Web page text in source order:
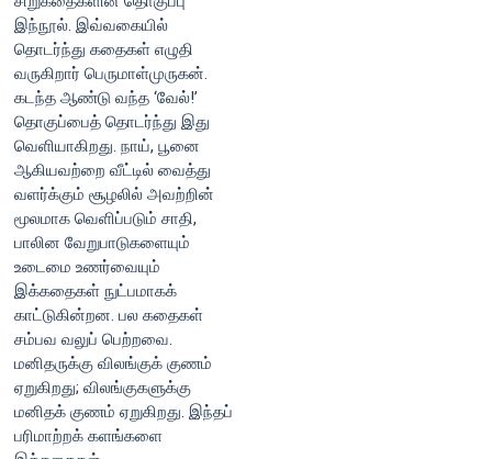
இந்நூல். இவ்வகையில்
தொடர்ந்து கதைகள் எழுதி
வருகிறார் பெருமாள்முருகன்.
கடந்த ஆண்டு வந்த ‘வேல்!’
தொகுப்பைத் தொடர்ந்து இது
வெளியாகிறது. நாய், பூனை
ஆகியவற்றை வீட்டில் வைத்து
வளர்க்கும் சூழலில் அவற்றின்
மூலமாக வெளிப்படும் சாதி,
பாலின வேறுபாடுகளையும்
உடைமை உணர்வையும்
இக்கதைகள் நுட்பமாகக்
காட்டுகின்றன. பல கதைகள்
சம்பவ வலுப் பெற்றவை.
மனிதருக்கு விலங்குக் குணம்
ஏறுகிறது; விலங்குகளுக்கு
மனிதக் குணம் ஏறுகிறது. இந்தப்
பரிமாற்றக் களங்களை